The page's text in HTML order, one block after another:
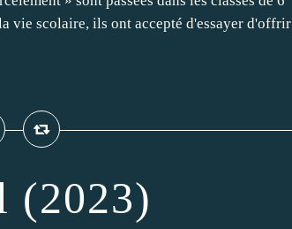
vie scolaire, ils ont accepté d'essayer d'offrir
(2023)